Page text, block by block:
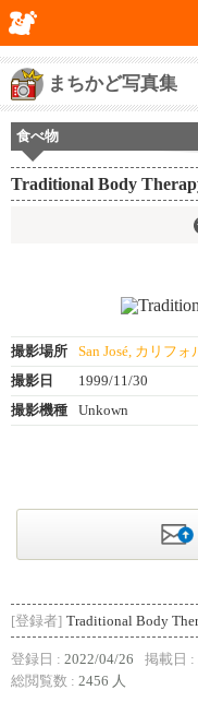
まちかど写真集
食べ物
Traditional Body
撮影場所
San José, カリフ
撮影日
1999/11/30
撮影機種
Unkown
[登録者] Traditional Body
登録日 : 2022/04/26 掲載日 :
総閲覧数 : 2456 人